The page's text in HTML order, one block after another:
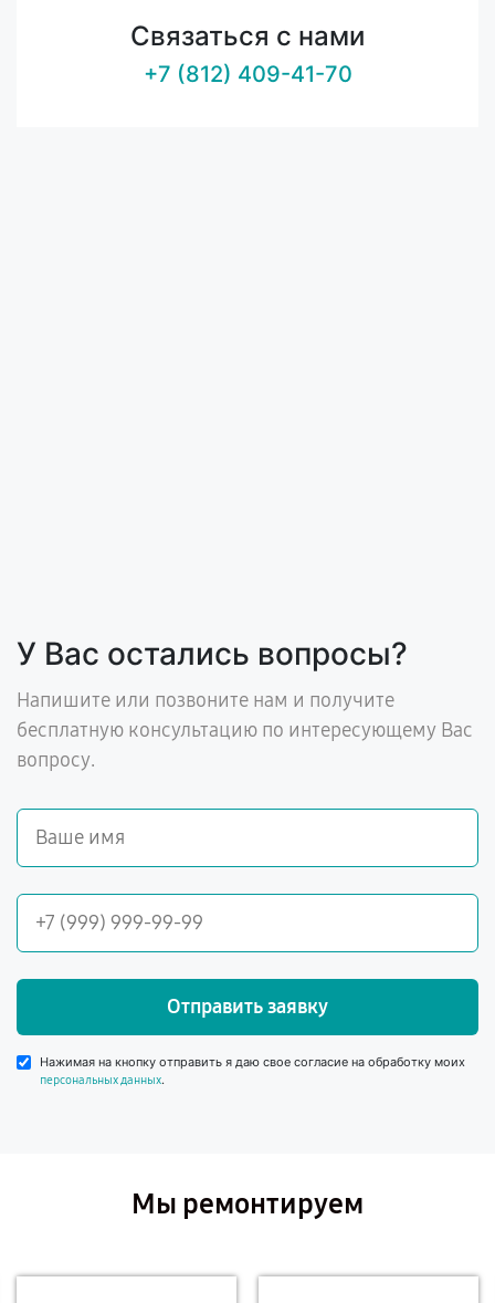
Связаться с нами
+7 (812) 409-41-70
У Вас остались вопросы?
Напишите или позвоните нам и получите
бесплатную консультацию по интересующему Вас
вопросу.
Отправить заявку
Нажимая на кнопку отправить я даю свое согласие на обработку моих
персональных данных.
Мы ремонтируем